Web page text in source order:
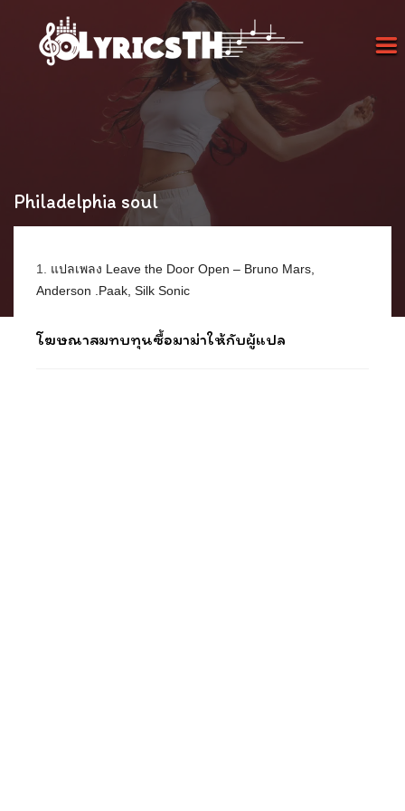
Philadelphia soul
1. แปลเพลง Leave the Door Open – Bruno Mars,
Anderson .Paak, Silk Sonic
โฆษณาสมทบทุนซื้อมาม่าให้กับผู้แปล